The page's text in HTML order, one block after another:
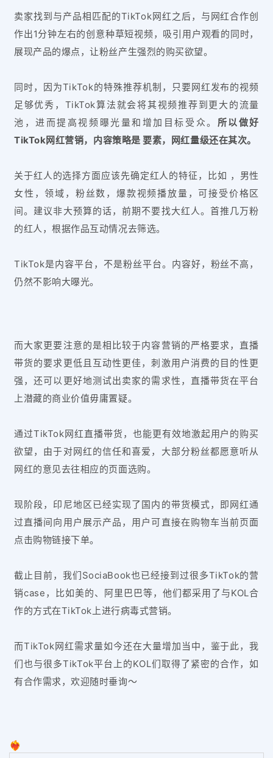
卖家找到与产品相匹配的TikTok网红之后，与网红合作创
作出1分钟左右的创意种草短视频，吸引用户观看的同时，
展现产品的爆点，让粉丝产生强烈的购买欲望。
同时，因为TikTok的特殊推荐机制，只要网红发布的视频
足够优秀，TikTok算法就会将其视频推荐到更大的流量
池，进而提高视频曝光量和增加目标受众。 所以做好
TikTok网红营销，内容策略是 要素，网红量级还在其次。
关于红人的选择方面应该先确定红人的特征，比如 ，男性
女性，领域，粉丝数，爆款视频播放量，可接受价格区
间。建议非大预算的话，前期不要找大红人。首推几万粉
的红人，根据作品互动情况去筛选。
TikTok是内容平台，不是粉丝平台。内容好，粉丝不高，
仍然不影响大曝光。
而大家更要注意的是相比较于内容营销的严格要求，直播
带货的要求更低且互动性更佳，刺激用户消费的目的性更
强，还可以更好地测试出卖家的需求性，直播带货在平台
上潜藏的商业价值毋庸置疑。
通过TikTok网红直播带货，也能更有效地激起用户的购买
欲望，由于对网红的信任和喜爱，大部分粉丝都愿意听从
网红的意见去往相应的页面选购。
现阶段，印尼地区已经实现了国内的带货模式，即网红通
过直播间向用户展示产品，用户可直接在购物车当前页面
点击购物链接下单。
截止目前，我们SociaBook也已经接到过很多TikTok的营
销case，比如美的、阿里巴巴等，他们都采用了与KOL合
作的方式在TikTok 上进行病毒式营销。
而TikTok网红需求量如今还在大量增加当中，鉴于此，我
们也与很多TikTok平台上的KOL们取得了紧密的合作，如
有合作需求，欢迎随时垂询～
❤️‍🔥